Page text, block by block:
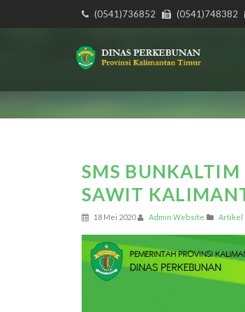
(0541)736852 (0541)748382
SMS BUNKALTIM
SAWIT
18 Mei 2020 Admin Website Artikel